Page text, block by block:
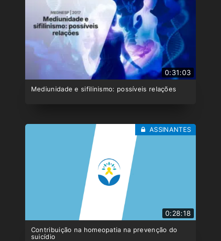
0:31:03
Mediunidade e sifilinismo: possíveis relações
0:28:18
Contribuição na homeopatia na prevenção do
suicídio
ASSINANTES